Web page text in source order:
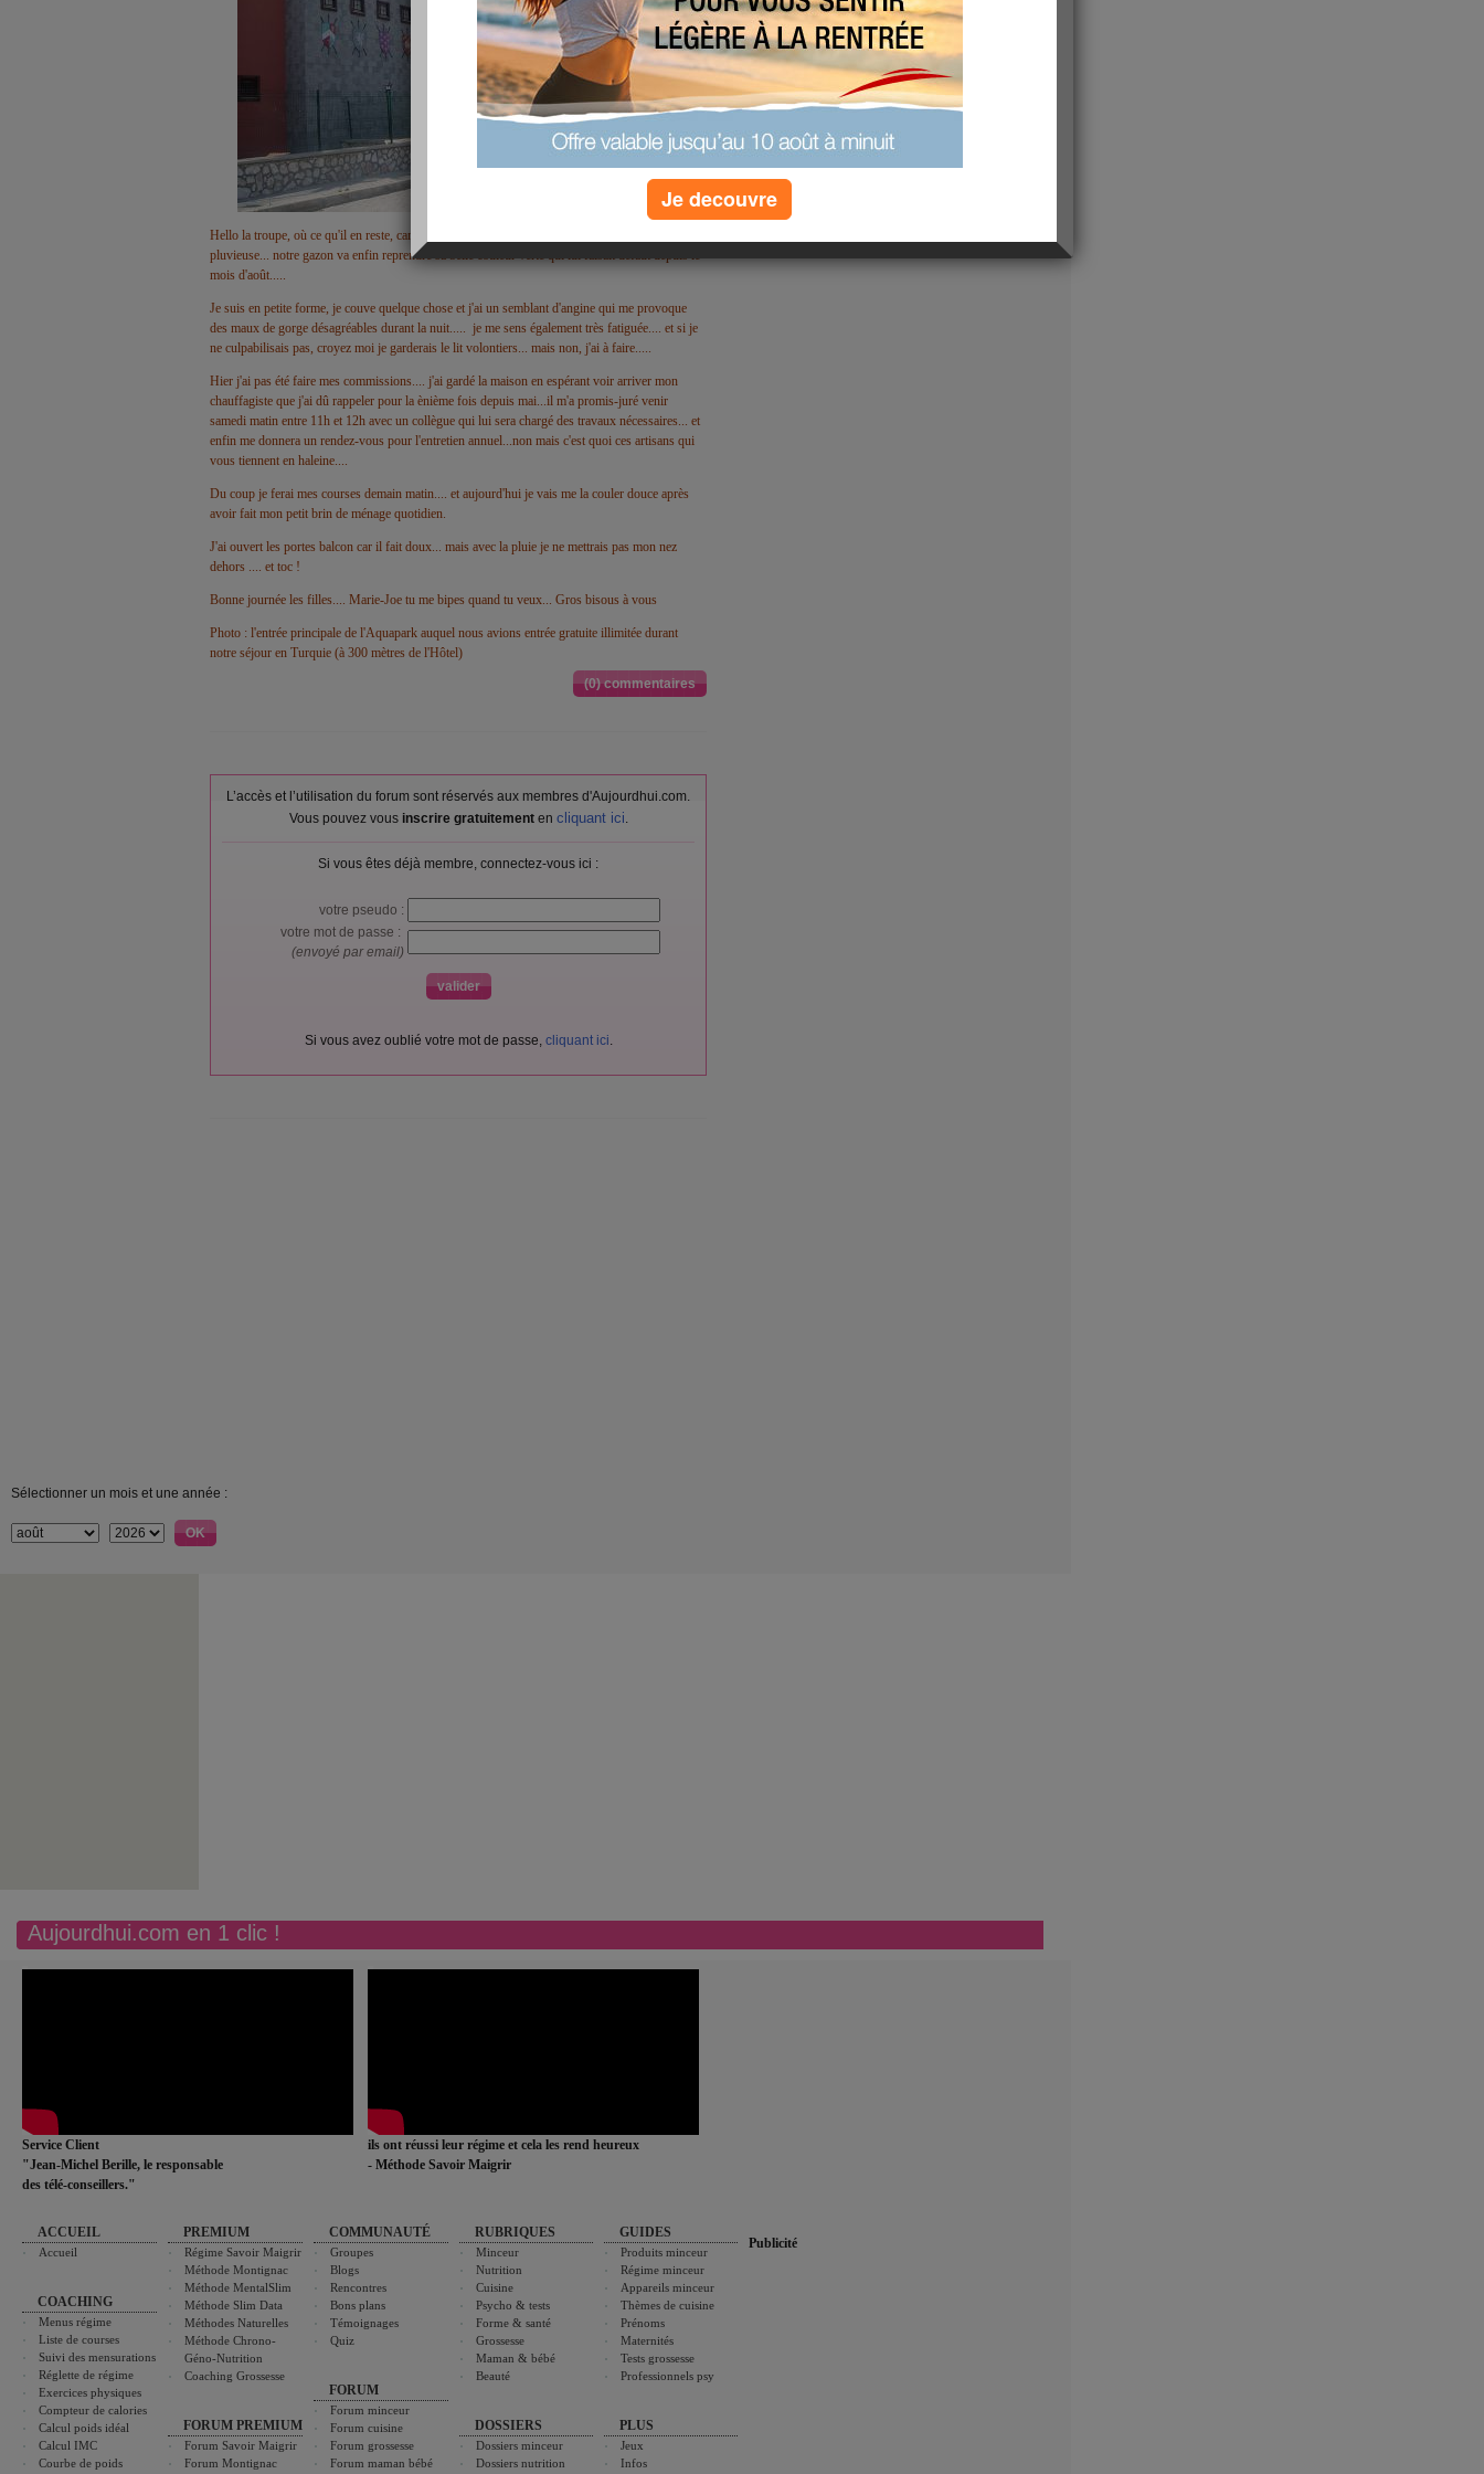
Hello la troupe, où ce qu'il en reste, car Josie fait son break... me voilà en cette matinée douce et
pluvieuse... notre gazon va enfin reprendre sa belle couleur verte qui lui faisait défaut depuis le
mois d'août.....
Je suis en petite forme, je couve quelque chose et j'ai un semblant d'angine qui me provoque
des maux de gorge désagréables durant la nuit..... je me sens également très fatiguée.... et si je
ne culpabilisais pas, croyez moi je garderais le lit volontiers... mais non, j'ai à faire.....
Hier j'ai pas été faire mes commissions.... j'ai gardé la maison en espérant voir arriver mon
chauffagiste que j'ai dû rappeler pour la ènième fois depuis mai...il m'a promis-juré venir
samedi matin entre 11h et 12h avec un collègue qui lui sera chargé des travaux nécessaires... et
enfin me donnera un rendez-vous pour l'entretien annuel...non mais c'est quoi ces artisans qui
vous tiennent en haleine....
Du coup je ferai mes courses demain matin.... et aujourd'hui je vais me la couler douce après
avoir fait mon petit brin de ménage quotidien.
J'ai ouvert les portes balcon car il fait doux... mais avec la pluie je ne mettrais pas mon nez
dehors .... et toc !
Bonne journée les filles.... Marie-Joe tu me bipes quand tu veux... Gros bisous à vous
Photo : l'entrée principale de l'Aquapark auquel nous avions entrée gratuite illimitée durant
notre séjour en Turquie (à 300 mètres de l'Hôtel)
(0) commentaires
L’accès et l’utilisation du forum sont réservés aux membres d'Aujourdhui.com.
Vous pouvez vous inscrire gratuitementen cliquant ici.
Si vous êtes déjà membre, connectez-vous ici :
votre pseudo :
votre mot de passe :
(envoyé par email)
Si vous avez oublié votre mot de passe, cliquant ici.
Sélectionner un mois et une année :
Aujourdhui.com en 1 clic !
Service Client
"Jean-Michel Berille, le responsable
des télé-conseillers."
ils ont réussi leur régime et cela les rend heureux
- Méthode Savoir Maigrir
ACCUEIL
Accueil
COACHING
Menus régime
Liste de courses
Suivi des mensurations
Réglette de régime
Exercices physiques
Compteur de calories
Calcul poids idéal
Calcul IMC
Courbe de poids
PREMIUM
Régime Savoir Maigrir
Méthode Montignac
Méthode MentalSlim
Méthode Slim Data
Méthodes Naturelles
Méthode Chrono-
Géno-Nutrition
Coaching Grossesse
FORUM PREMIUM
Forum Savoir Maigrir
Forum Montignac
COMMUNAUTÉ
Groupes
Blogs
Rencontres
Bons plans
Témoignages
Quiz
FORUM
Forum minceur
Forum cuisine
Forum grossesse
Forum maman bébé
RUBRIQUES
Minceur
Nutrition
Cuisine
Psycho & tests
Forme & santé
Grossesse
Maman & bébé
Beauté
DOSSIERS
Dossiers minceur
Dossiers nutrition
GUIDES
Produits minceur
Régime minceur
Appareils minceur
Thèmes de cuisine
Prénoms
Maternités
Tests grossesse
Professionnels psy
PLUS
Jeux
Infos
Publicité
Je decouvre